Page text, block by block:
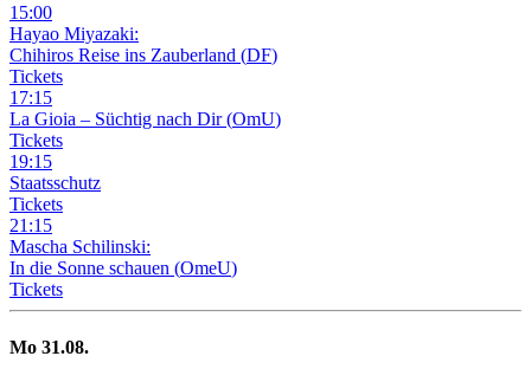
15:00
Hayao Miyazaki:
Chihiros Reise ins Zauberland (DF)
Tickets
17:15
La Gioia – Süchtig nach Dir (OmU)
Tickets
19:15
Staatsschutz
Tickets
21 :15
Mascha Schilinski:
In die Sonne schauen (OmeU)
Tickets
Mo 31.08.